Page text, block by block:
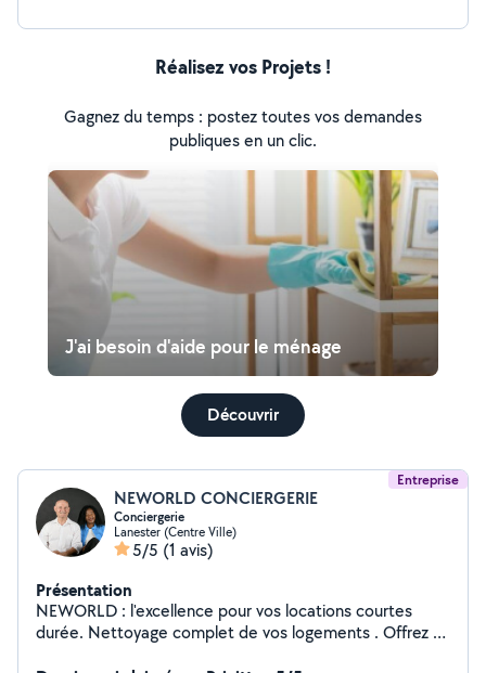
Réalisez vos Projets !
Gagnez du temps : postez toutes vos demandes
publiques en un clic.
J'ai besoin d'aide pour le ménage
Découvrir
Entreprise
NEWORLD CONCIERGERIE
Conciergerie
Lanester (Centre Ville)
5/5 (1 avis)
Présentation
NEWORLD : l'excellence pour vos locations courtes
durée. Nettoyage complet de vos logements . Offrez à